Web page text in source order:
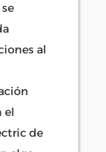
se
al
el
de